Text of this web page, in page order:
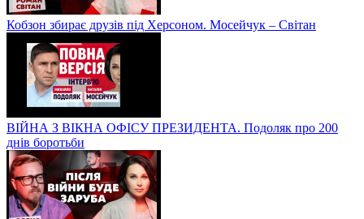
Кобзон збирає друзів під Херсоном. Мосейчук – Світан
ВІЙНА З ВІКНА ОФІСУ ПРЕЗИДЕНТА. Подоляк про 200
днів боротьби